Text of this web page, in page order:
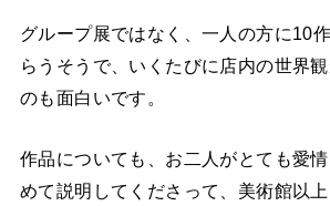
グループ展ではなく、一人の方に10
らうそうで、いくたびに店内の世界
のも面白いです。
作品についても、お二人がとても愛
めて説明してくださって、美術館以